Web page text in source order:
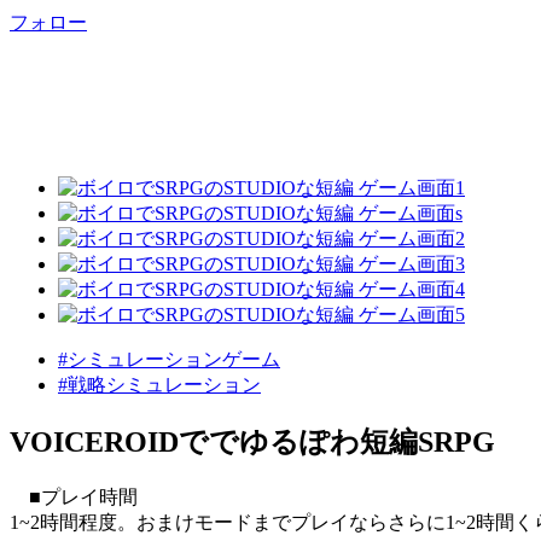
フォロー
#シミュレーションゲーム
#戦略シミュレーション
VOICEROIDででゆるぽわ短編SRPG
■プレイ時間
1~2時間程度。おまけモードまでプレイならさらに1~2時間く